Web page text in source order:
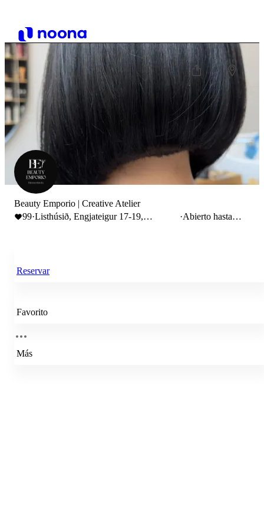
Beauty Emporio | Creative Atelier
99·Listhúsið, Engjateigur 17-19,
·Abierto hasta
Reservar
Favorito
Más